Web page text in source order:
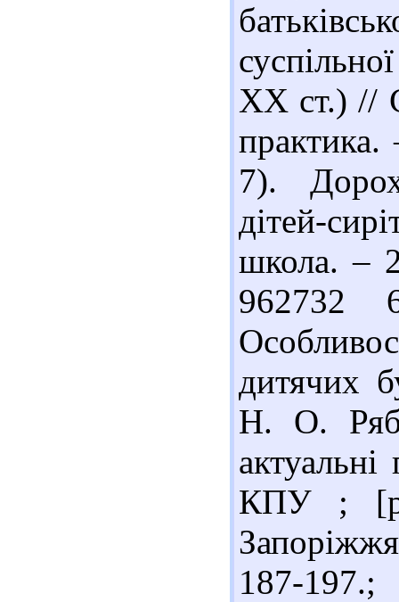
ХХ ст.) //
7).
дітей-
школа. –
962732
дитячих
Н. О.
КПУ ;
187-